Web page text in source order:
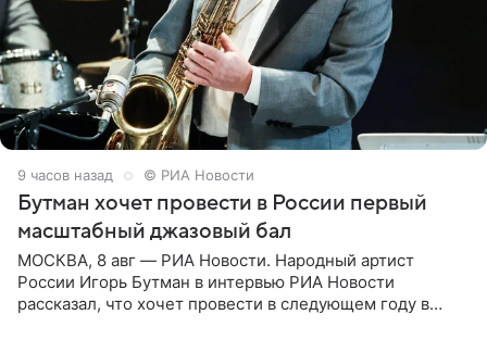
9 часов назад © РИА Новости
Бутман хочет провести в России первый
масштабный джазовый бал
МОСКВА, 8 авг — РИА Новости. Народный артист
России Игорь Бутман в интервью РИА Новости
рассказал, что хочет провести в следующем году в